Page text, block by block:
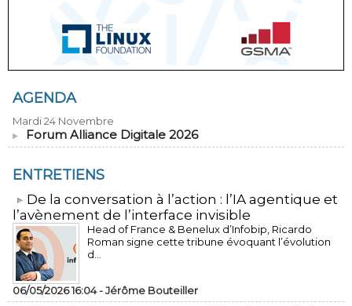
AGENDA
Mardi 24 Novembre
Forum Alliance Digitale 2026
ENTRETIENS
​De la conversation à l’action : l’IA agentique et
l’avènement de l’interface invisible
Head of France & Benelux d’Infobip, Ricardo
Roman signe cette tribune évoquant l’évolution
d...
06/05/2026 16:04 -Jérôme Bouteiller